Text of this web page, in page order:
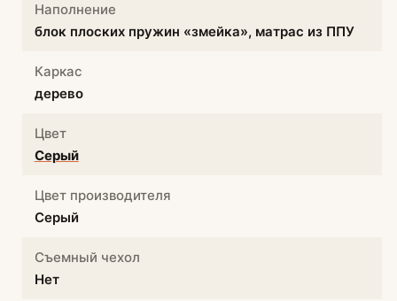
Наполнение
блок плоских пружин «змейка», матрас из ППУ
Каркас
дерево
Цвет
Серый
Цвет производителя
Серый
Съемный чехол
Нет